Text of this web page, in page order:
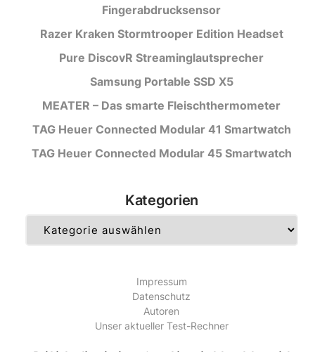
Fingerabdrucksensor
Razer Kraken Stormtrooper Edition Headset
Pure DiscovR Streaminglautsprecher
Samsung Portable SSD X5
MEATER – Das smarte Fleischthermometer
TAG Heuer Connected Modular 41 Smartwatch
TAG Heuer Connected Modular 45 Smartwatch
Kategorien
Impressum
Datenschutz
Autoren
Unser aktueller Test-Rechner